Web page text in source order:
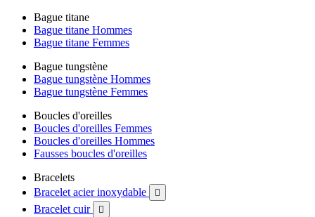
Bague titane
Bague titane Hommes
Bague titane Femmes
Bague tungstène
Bague tungstène Hommes
Bague tungstène Femmes
Boucles d'oreilles
Boucles d'oreilles Femmes
Boucles d'oreilles Hommes
Fausses boucles d'oreilles
Bracelets
Bracelet acier inoxydable

Bracelet cuir 